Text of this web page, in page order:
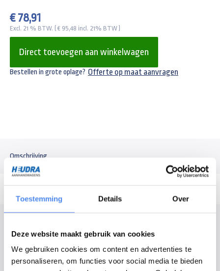
Toestemming Details Over
Deze website maakt gebruik van cookies
We gebruiken cookies om content en advertenties te
personaliseren, om functies voor social media te bieden
€ 78,91
Excl. 21 % BTW. ( € 95,48 incl. 21% BTW )
Direct toevoegen aan winkelwagen
Bestellen in grote oplage? Offerte op maat aanvragen
Omschrijving
- Totaal draagvermogen: 3500kg
- Buisdiameter: Rond 51mm